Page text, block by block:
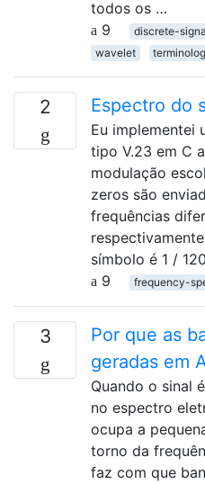
todos os …
9
discrete-
wavelet
2 Espectro do
Eu implementei
tipo V.23 em C
modulação
zeros são
frequências
símbolo é 1 /
9
frequency-
3
Por que as
geradas em
Quando o sinal
no espectro
ocupa a
torno da
faz com que